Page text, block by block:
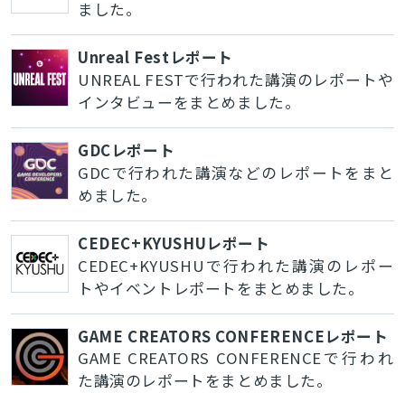
ました。
Unreal Festレポート
UNREAL FESTで行われた講演のレポートや
インタビューをまとめました。
GDCレポート
GDCで行われた講演などのレポートをまと
めました。
CEDEC+KYUSHUレポート
CEDEC+KYUSHUで行われた講演のレポー
トやイベントレポートをまとめました。
GAME CREATORS CONFERENCEレポート
GAME CREATORS CONFERENCEで行われ
た講演のレポートをまとめました。